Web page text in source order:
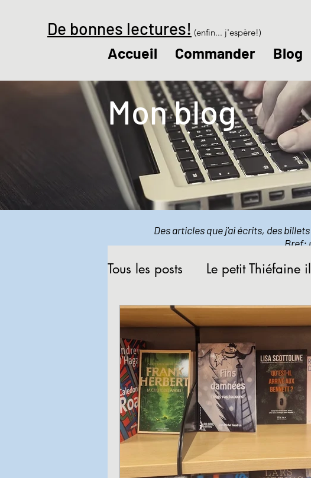
De bonnes lectures! (enfin... j'espère!)
Accueil Commander Blog
Mon blog
Des articles que j'ai écrits, des
Bref:
Tous les posts Le petit Thiéfaine
Revue de presse Lectures